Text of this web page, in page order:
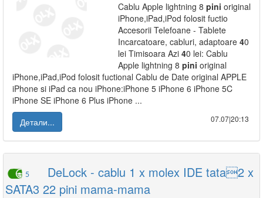
Cablu Apple lightning 8 pini original
iPhone,iPad,iPod folosit fuctio
Accesorii Telefoane - Tablete
Incarcatoare, cabluri, adaptoare 40
lei Timisoara Azi 40 lei: Cablu
Apple lightning 8 pini original
iPhone,iPad,iPod folosit fuctional Cablu de Date original APPLE
iPhone si iPad ca nou iPhone:iPhone 5 iPhone 6 iPhone 5C
iPhone SE iPhone 6 Plus iPhone ...
Детали...
07.07|20:13
5
DeLock - cablu 1 x molex IDE tata2 x
SATA3 22 pini mama-mama